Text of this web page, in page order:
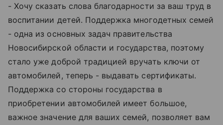
- Хочу сказать слова благодарности за ваш труд в
воспитании детей. Поддержка многодетных семей
- одна из основных задач правительства
Новосибирской области и государства, поэтому
стало уже доброй традицией вручать ключи от
автомобилей, теперь - выдавать сертификаты.
Поддержка со стороны государства в
приобретении автомобилей имеет большое,
важное значение для ваших семей, позволяет вам